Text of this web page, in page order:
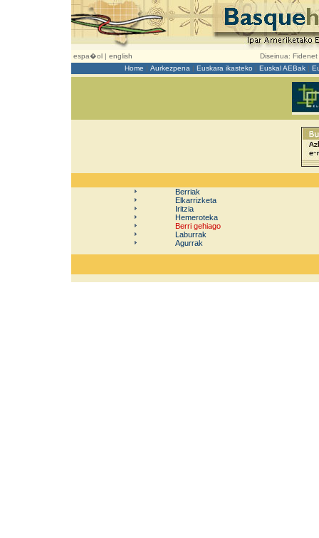
espa�ol | english Diseinua: Fidenet
Home | Aurkezpena | Euskara ikasteko | Euskal AEBak |
Berriak
Elkarrizketa
Iritzia
Hemeroteka
Berri gehiago
Laburrak
Agurrak